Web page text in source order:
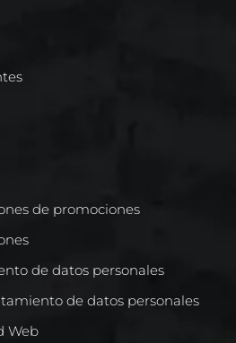
de promociones
de datos personales
de datos personales
Web